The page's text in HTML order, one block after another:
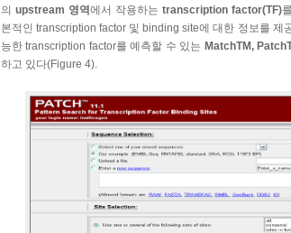
의 upstream 영역에서 작용하는 transcription factor(TF)
본적인 transcription factor 및 binding site에 대한 정보를 제
능한 transcription factor를 예측할 수 있는 MatchTM,
하고 있다(Figure 4).